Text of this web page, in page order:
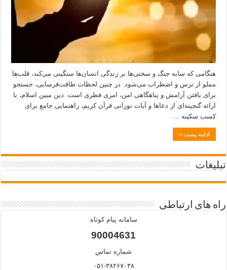
هنگامی که سایه جنگ و سختی‌ها بر زندگی انسان‌ها سنگینی می‌کند، قلب‌ها
مملو از ترس و اضطراب می‌شود. در چنین لحظات طاقت‌فرسایی، جستجو
برای یافتن آرامش و پناهگاهی امن، امری فطری است. دین مبین اسلام، با
ارائه گنجینه‌ای از دعاها و آیات نورانی قرآن کریم، راهنمایی جامع برای
کسب سکینه …
ادامه پست »
تبلیغات
راه های ارتباطی
سامانه پیام کوتاه
90004631
شماره تماس
۰۵۱-۳۸۲۶۷۰۳۸